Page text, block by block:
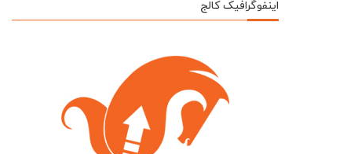
اینفوگرافیک کالج